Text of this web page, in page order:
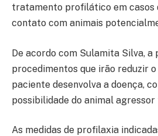
tratamento profilático em casos
contato com animais
De acordo com Sulamita Silva,
procedimentos que irão reduzir
paciente desenvolva a doença,
possibilidade do animal
As medidas de profilaxia